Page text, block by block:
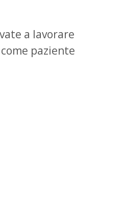
a lavorare
paziente